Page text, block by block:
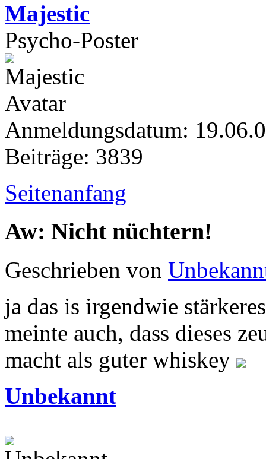
Majestic
Psycho-Poster
Anmeldungsdatum:
Beiträge: 3839
Seitenanfang
Aw: Nicht nüchtern!
Geschrieben von
ja das is irgendwie
meinte auch, dass dieses
macht als guter whiskey
Unbekannt